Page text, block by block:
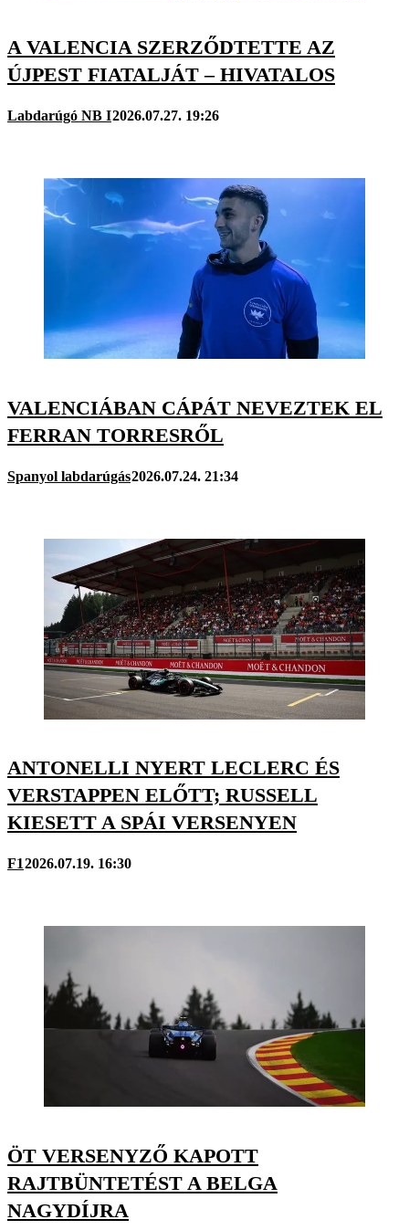
A VALENCIA SZERZŐDTETTE AZ
ÚJPEST FIATALJÁT – HIVATALOS
Labdarúgó NB I2026.07.27. 19:26
VALENCIÁBAN CÁPÁT NEVEZTEK EL
FERRAN TORRESRŐL
Spanyol labdarúgás2026.07.24. 21:34
ANTONELLI NYERT LECLERC ÉS
VERSTAPPEN ELŐTT; RUSSELL
KIESETT A SPÁI VERSENYEN
F12026.07.19. 16:30
ÖT VERSENYZŐ KAPOTT
RAJTBÜNTETÉST A BELGA
NAGYDÍJRA